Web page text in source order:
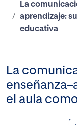
La
aprendizaje:
educativa
La
el aula